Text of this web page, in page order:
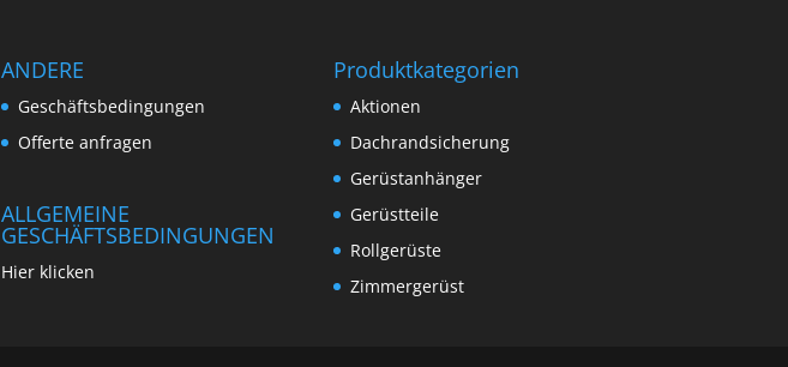
ANDERE
Geschäftsbedingungen
Offerte anfragen
ALLGEMEINE
GESCHÄFTSBEDINGUNGEN
Hier klicken
Produktkategorien
Aktionen
Dachrandsicherung
Gerüstanhänger
Gerüstteile
Rollgerüste
Zimmergerüst